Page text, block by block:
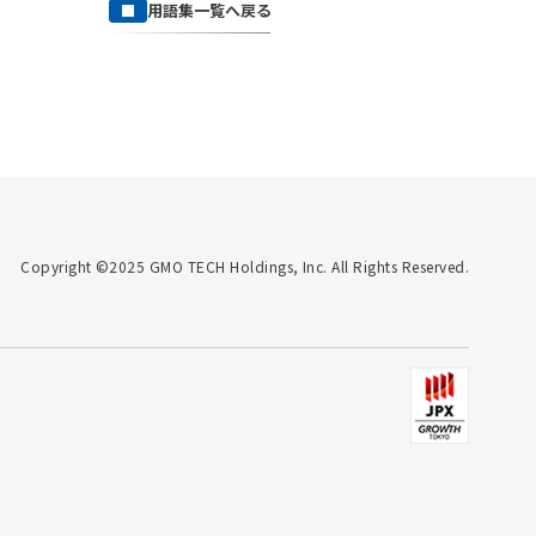
用語集一覧へ戻る
Copyright ©2025 GMO TECH Holdings, Inc. All Rights Reserved.